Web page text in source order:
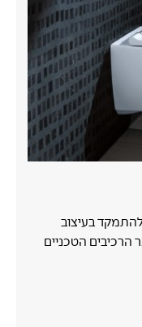
בעיצוב
הרכיבים הטכניים